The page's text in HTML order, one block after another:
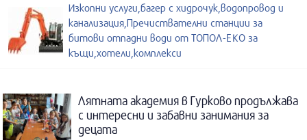
Изкопни услуги,багер с хидрочук,водопровод и
канализация,Пречиствателни станции за
битови отпадни води от ТОПОЛ-ЕКО за
къщи,хотели,комплекси
Лятната академия в Гурково продължава
с интересни и забавни занимания за
децата